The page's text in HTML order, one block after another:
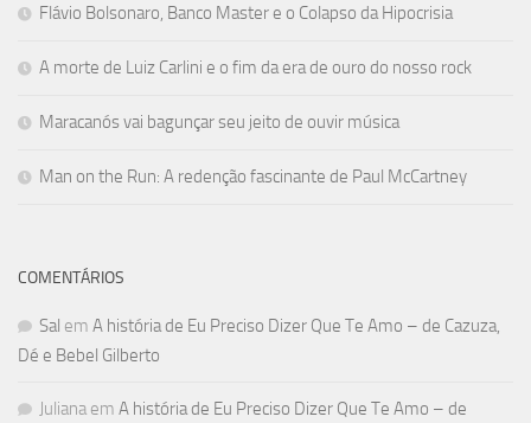
Flávio Bolsonaro, Banco Master e o Colapso da Hipocrisia
A morte de Luiz Carlini e o fim da era de ouro do nosso rock
Maracanós vai bagunçar seu jeito de ouvir música
Man on the Run: A redenção fascinante de Paul McCartney
COMENTÁRIOS
Sal em A história de Eu Preciso Dizer Que Te Amo – de Cazuza,
Dé e Bebel Gilberto
Juliana em A história de Eu Preciso Dizer Que Te Amo – de